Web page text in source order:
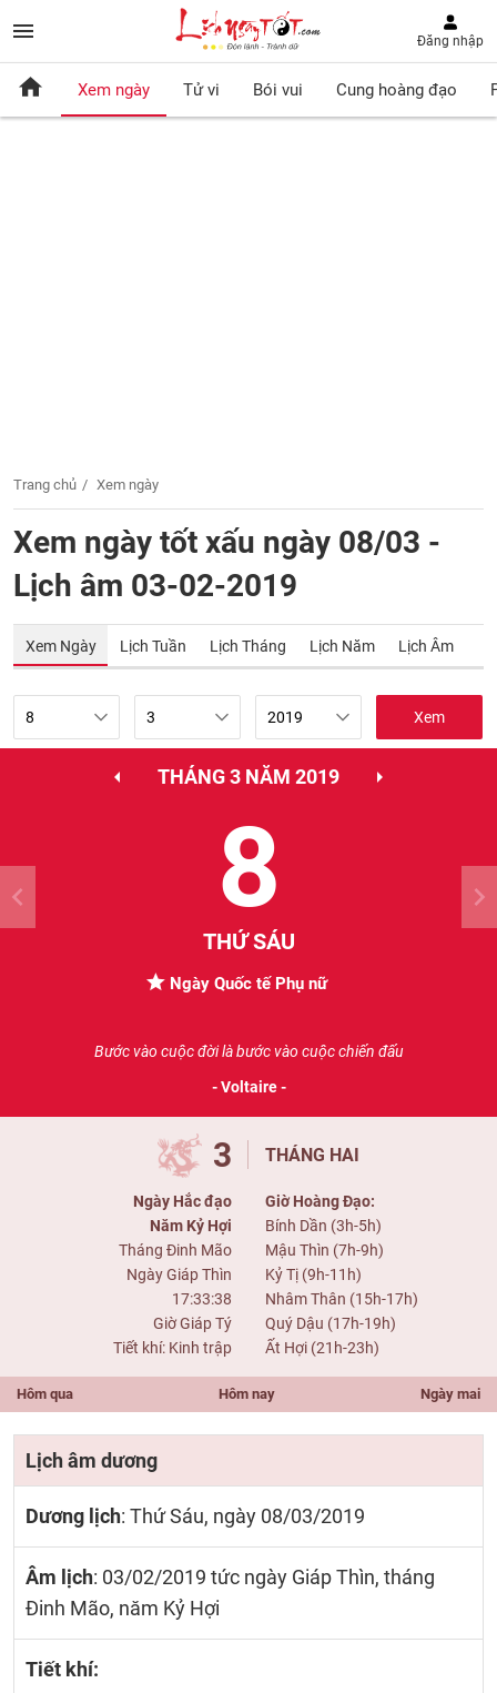
Đăng nhập
Xem ngày Tử vi Bói vui Cung hoàng đạo
Trang chủ Xem ngày
Xem ngày tốt xấu ngày 08/03 -
Lịch âm 03-02-2019
Xem Ngày Lịch Tuần Lịch Tháng Lịch Năm Lịch Âm
Xem
THÁNG 3 NĂM 2019
8
THỨ SÁU
Ngày Quốc tế Phụ nữ
Bước vào cuộc đời là bước vào cuộc chiến đấu
- Voltaire -
3
Ngày Hắc đạo
Năm Kỷ Hợi
Tháng Đinh Mão
Ngày Giáp Thìn
17:33:38
Giờ Giáp Tý
Tiết khí: Kinh trập
THÁNG HAI
Giờ Hoàng Đạo:
Bính Dần (3h-5h)
Mậu Thìn (7h-9h)
Kỷ Tị (9h-11h)
Nhâm Thân (15h-17h)
Quý Dậu (17h-19h)
Ất Hợi (21h-23h)
Hôm qua Hôm nay Ngày mai
Lịch âm dương
Dương lịch: Thứ Sáu, ngày 08/03/2019
Âm lịch: 03/02/2019 tức ngày Giáp Thìn, tháng
Đinh Mão, năm Kỷ Hợi
Tiết khí: